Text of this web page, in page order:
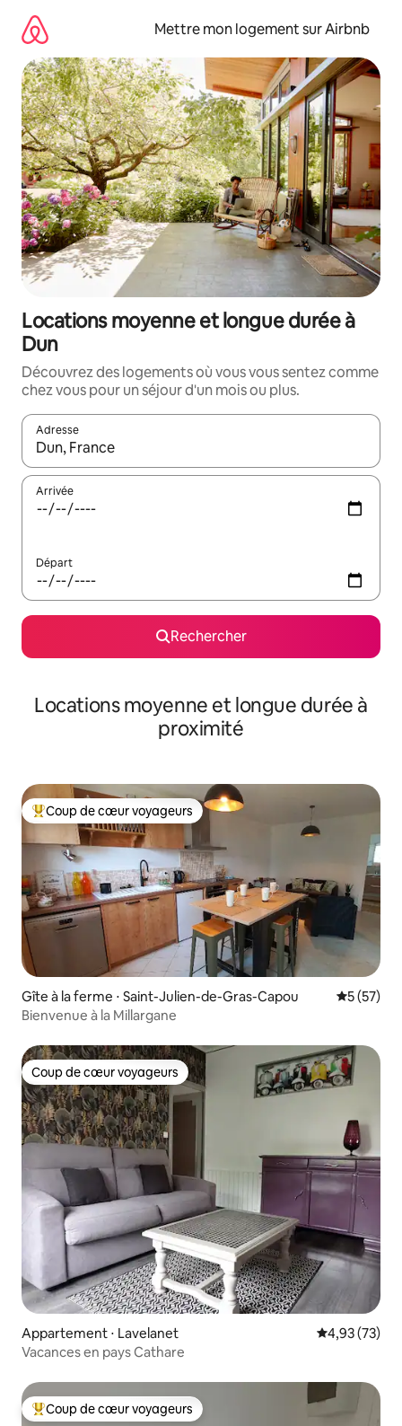
directement
contenu
Mettre mon logement sur Airbnb
Locations moyenne et longue durée à
Dun
Découvrez des logements où vous vous sentez comme
chez vous pour un séjour d'un mois ou plus.
Adresse
Lorsque les résultats s'affichent, utilisez les flèches vers le
Arrivée
Départ
Rechercher
Locations moyenne et longue durée à
proximité
Coups de cœur voyageurs les plus appréciés
Coup de cœur voyageurs
Gîte à la ferme ⋅ Saint-Julien-de-Gras-Capou
5 (57)
Bienvenue à la Millargane
Coup de cœur voyageurs
Coup de cœur voyageurs
Appartement ⋅ Lavelanet Évaluation
4,93 (73)
Vacances en pays Cathare
Coups de cœur voyageurs les plus appréciés
Coup de cœur voyageurs